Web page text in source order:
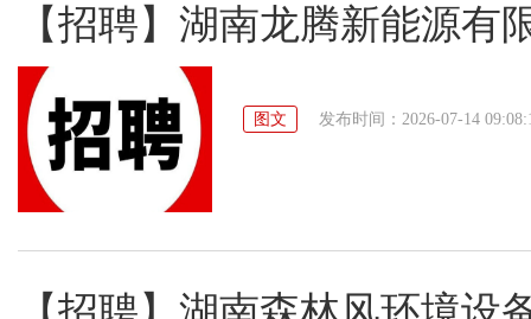
【招聘】湖南龙腾新能源有
图文 发布时间：2026-07-14